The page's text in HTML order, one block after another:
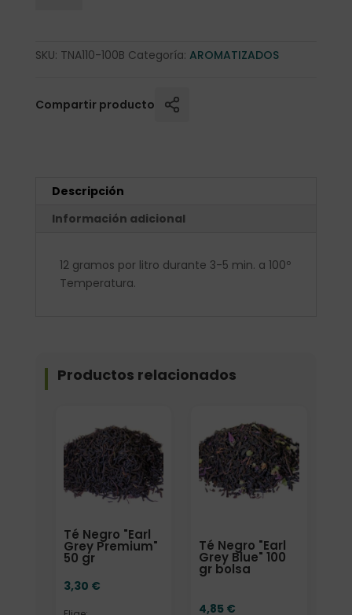
SKU: TNA110-100B Categoría: AROMATIZADOS
Compartir producto
Descripción
Información adicional
12 gramos por litro durante 3-5 min. a 100º
Temperatura.
Productos relacionados
Té Negro "Earl
Grey Premium"
50 gr
3,30 €
Elige: Peso/formato
Té Negro "Earl
Grey Blue" 100
gr bolsa
4,85 €
Formato